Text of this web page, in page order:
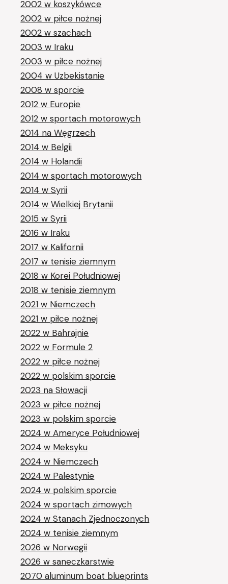
2002 w koszykówce
2002 w piłce nożnej
2002 w szachach
2003 w Iraku
2003 w piłce nożnej
2004 w Uzbekistanie
2008 w sporcie
2012 w Europie
2012 w sportach motorowych
2014 na Węgrzech
2014 w Belgii
2014 w Holandii
2014 w sportach motorowych
2014 w Syrii
2014 w Wielkiej Brytanii
2015 w Syrii
2016 w Iraku
2017 w Kalifornii
2017 w tenisie ziemnym
2018 w Korei Południowej
2018 w tenisie ziemnym
2021 w Niemczech
2021 w piłce nożnej
2022 w Bahrajnie
2022 w Formule 2
2022 w piłce nożnej
2022 w polskim sporcie
2023 na Słowacji
2023 w piłce nożnej
2023 w polskim sporcie
2024 w Ameryce Południowej
2024 w Meksyku
2024 w Niemczech
2024 w Palestynie
2024 w polskim sporcie
2024 w sportach zimowych
2024 w Stanach Zjednoczonych
2024 w tenisie ziemnym
2026 w Norwegii
2026 w saneczkarstwie
2070 aluminum boat blueprints